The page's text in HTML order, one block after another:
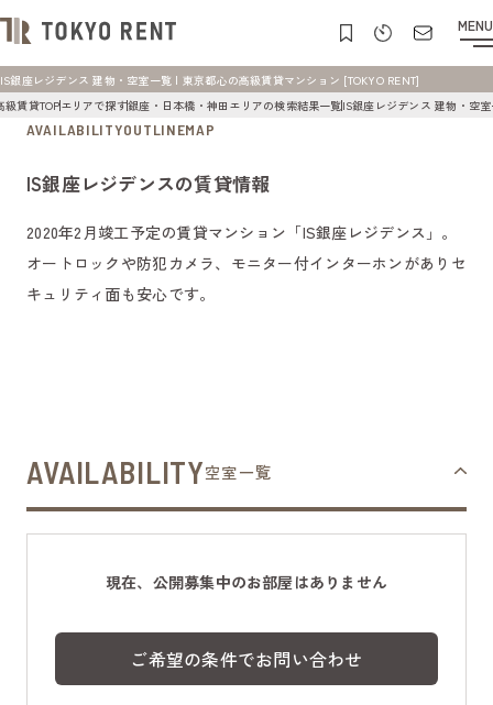
MENU
IS銀座レジデンス 建物・空室一覧 | 東京都心の高級賃貸マンション [TOKYO RENT]
級賃貸TOPエリアで探す銀座・日本橋・神田エリアの検索結果一覧IS銀座レジデンス 建物・空
AVAILABILITYOUTLINEMAP
IS銀座レジデンスの賃貸情報
2020年2月竣工予定の賃貸マンション「IS銀座レジデンス」。
オートロックや防犯カメラ、モニター付インターホンがありセ
キュリティ面も安心です。
AVAILABILITY空室一覧
現在、公開募集中のお部屋はありません
ご希望の条件でお問い合わせ